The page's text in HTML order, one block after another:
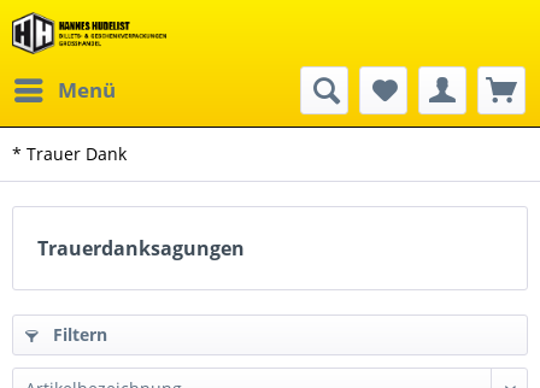
Menü
* Trauer Dank
Trauerdanksagungen
Filtern